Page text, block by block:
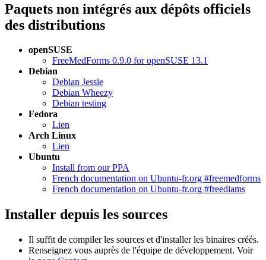
Paquets non intégrés aux dépôts officiels
des distributions
openSUSE
FreeMedForms 0.9.0 for openSUSE 13.1
Debian
Debian Jessie
Debian Wheezy
Debian testing
Fedora
Lien
Arch Linux
Lien
Ubuntu
Install from our PPA
French documentation on Ubuntu-fr.org #freemedforms
French documentation on Ubuntu-fr.org #freediams
Installer depuis les sources
Il suffit de compiler les sources et d'installer les binaires créés.
Renseignez vous auprès de l'équipe de développement. Voir